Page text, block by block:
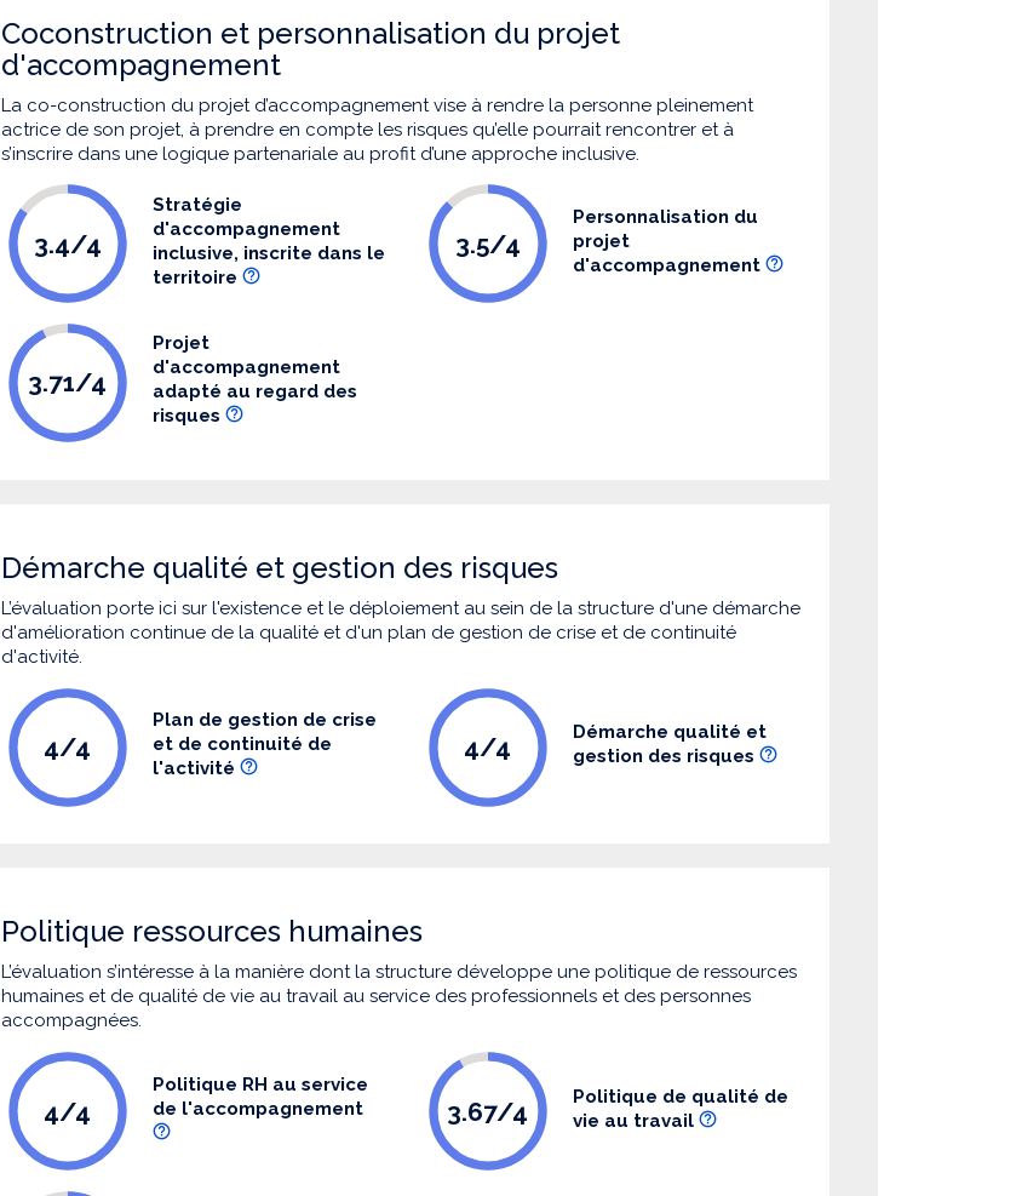
Coconstruction et personnalisation du projet
d'accompagnement
La co-construction du projet d’accompagnement vise à rendre la personne pleinement
actrice de son projet, à prendre en compte les risques qu’elle pourrait rencontrer et à
s’inscrire dans une logique partenariale au profit d’une approche inclusive.
3.4/4
Stratégie
d'accompagnement
inclusive, inscrite dans le
territoire
3.5/4
Personnalisation du
projet
d'accompagnement
3.71/4
Projet
d'accompagnement
adapté au regard des
risques
Démarche qualité et gestion des risques
L’évaluation porte ici sur l'existence et le déploiement au sein de la structure d'une démarche
d'amélioration continue de la qualité et d'un plan de gestion de crise et de continuité
d'activité.
4/4
Plan de gestion de crise
et de continuité de
l'activité
4/4
Démarche qualité et
gestion des risques
Politique ressources humaines
L’évaluation s’intéresse à la manière dont la structure développe une politique de ressources
humaines et de qualité de vie au travail au service des professionnels et des personnes
accompagnées.
4/4
Politique RH au service
de l'accompagnement
3.67/4
Politique de qualité de
vie au travail